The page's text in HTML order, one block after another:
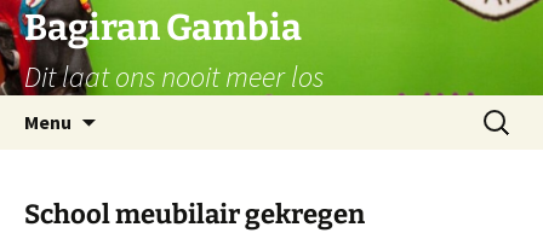
Ga
naar
de
inhoud
Bagiran Gambia
Dit laat ons nooit meer los
Menu
Zoeken
naar:
School meubilair gekregen